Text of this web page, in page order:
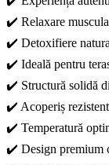
✔️ Relaxare
✔️ Detoxifiere
✔️ Ideală pentru
✔️ Structură solidă
✔️ Acoperiș
✔️ Temperatură
✔️ Design premium